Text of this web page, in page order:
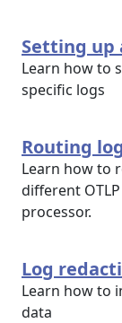
Setting up
Learn how to
specific logs
Routing
Learn how to
different
processor.
Log
Learn how to
data